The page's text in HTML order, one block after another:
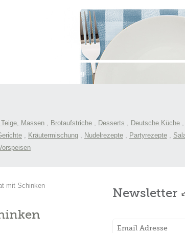
Blog
Massen , Brotaufstriche , Desserts , Deutsche Küche ,
, Kräutermischung , Nudelrezepte , Partyrezepte ,
mit Schinken
Newsletter